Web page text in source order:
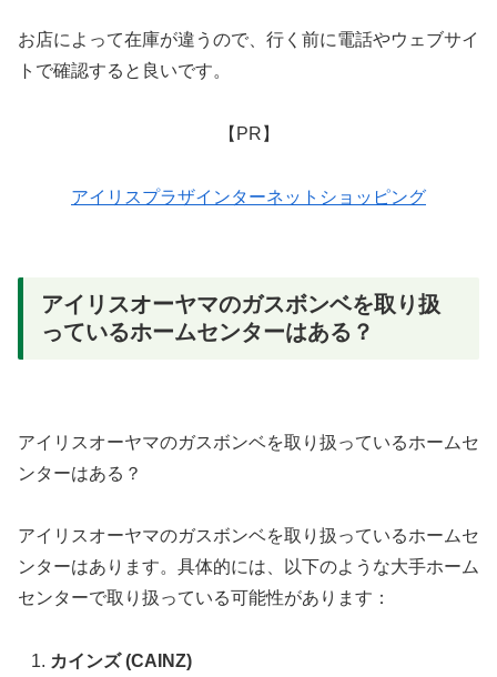
お店によって在庫が違うので、行く前に電話やウェブサイ
トで確認すると良いです。
【PR】
アイリスプラザインターネットショッピング
アイリスオーヤマのガスボンベを取り扱
っているホームセンターはある？
アイリスオーヤマのガスボンベを取り扱っているホームセ
ンターはある？
アイリスオーヤマのガスボンベを取り扱っているホームセ
ンターはあります。具体的には、以下のような大手ホーム
センターで取り扱っている可能性があります：
カインズ (CAINZ)